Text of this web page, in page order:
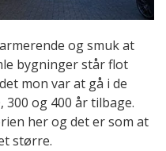
og smuk at
bygninger står flot
mon var at gå i de
300 og 400 år tilbage.
her og det er som at
større.